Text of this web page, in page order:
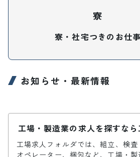
寮
寮・社宅つきのお仕事
お知らせ・最新情報
工場・製造業の求人を探すな
工場求人フォルダでは、組立、検
オペレーター、梱包など、工場・